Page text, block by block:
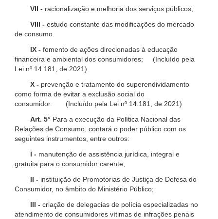
VII - racionalização e melhoria dos serviços públicos;
VIII - estudo constante das modificações do mercado
de consumo.
IX - fomento de ações direcionadas à educação
financeira e ambiental dos consumidores; (Incluído pela
Lei nº 14.181, de 2021)
X - prevenção e tratamento do superendividamento
como forma de evitar a exclusão social do
consumidor. (Incluído pela Lei nº 14.181, de 2021)
Art. 5° Para a execução da Política Nacional das
Relações de Consumo, contará o poder público com os
seguintes instrumentos, entre outros:
I - manutenção de assistência jurídica, integral e
gratuita para o consumidor carente;
II - instituição de Promotorias de Justiça de Defesa do
Consumidor, no âmbito do Ministério Público;
III - criação de delegacias de polícia especializadas no
atendimento de consumidores vítimas de infrações penais